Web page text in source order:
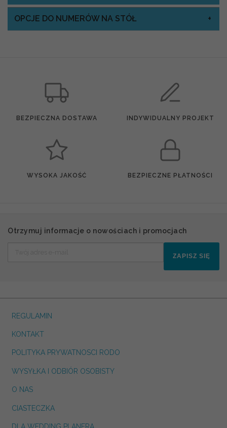
OPCJE DO NUMERÓW NA STÓŁ
BEZPIECZNA DOSTAWA INDYWIDUALNY PROJEKT
WYSOKA JAKOŚĆ BEZPIECZNE PŁATNOŚCI
Otrzymuj informacje o nowościach i promocjach
ZAPISZ SIĘ
REGULAMIN
KONTAKT
POLITYKA PRYWATNOSCI RODO
WYSYŁKA I ODBIÓR OSOBISTY
O NAS
CIASTECZKA